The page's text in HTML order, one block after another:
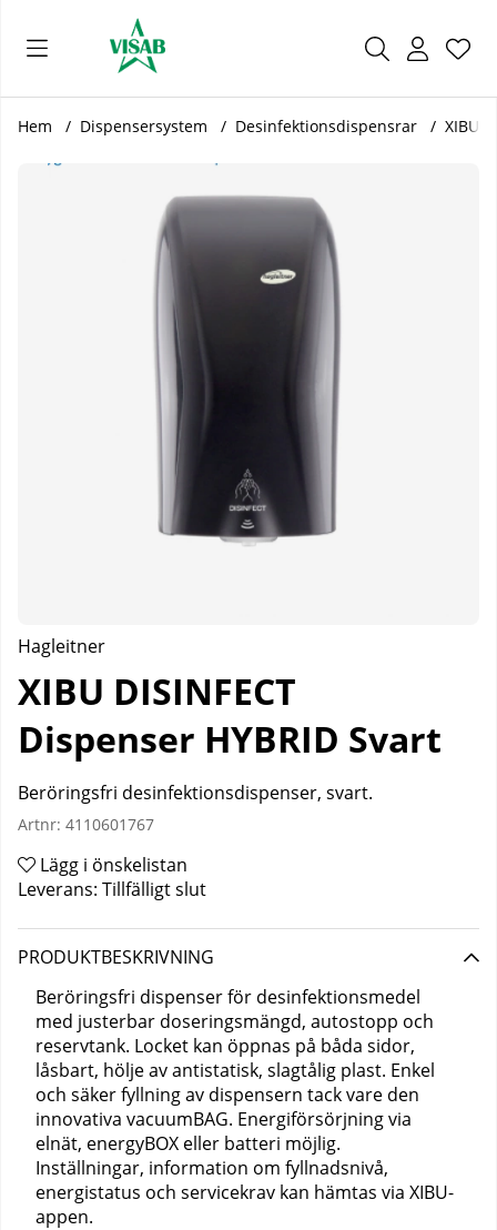
.
Hem Dispensersystem Desinfektionsdispensrar XIBU
Hagleitner
XIBU DISINFECT
Dispenser HYBRID Svart
Beröringsfri desinfektionsdispenser, svart.
Artnr: 4110601767
Lägg i önskelistan
Leverans: Tillfälligt slut
PRODUKTBESKRIVNING
Beröringsfri dispenser för desinfektionsmedel
med justerbar doseringsmängd, autostopp och
reservtank. Locket kan öppnas på båda sidor,
låsbart, hölje av antistatisk, slagtålig plast. Enkel
och säker fyllning av dispensern tack vare den
innovativa vacuumBAG. Energiförsörjning via
elnät, energyBOX eller batteri möjlig.
Inställningar, information om fyllnadsnivå,
energistatus och servicekrav kan hämtas via XIBU-
appen.